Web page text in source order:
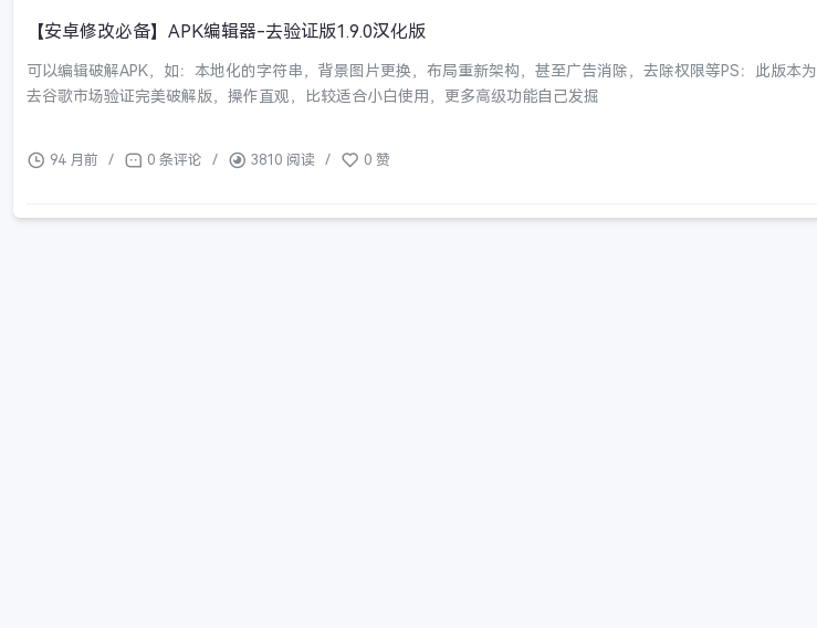
【安卓修改必备】APK编辑器-去验证版1.9.0汉化版
可以编辑破解APK，如：本地化的字符串，背景图片更换，布局重新架构，甚至广告消除，去除权限等PS：此版本为
去谷歌市场验证完美破解版，操作直观，比较适合小白使用，更多高级功能自己发掘
94 月前 / 0 条评论 / 3810 阅读 / 0 赞